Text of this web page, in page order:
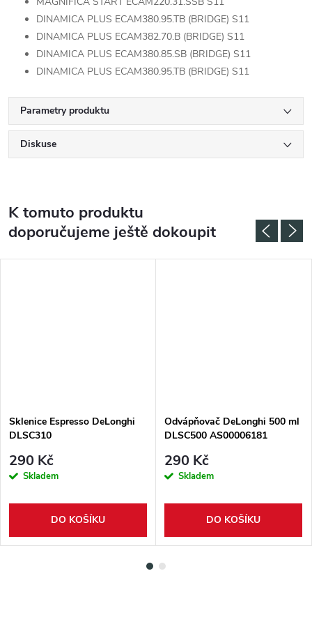
DINAMICA PLUS ECAM380.95.TB (BRIDGE) S11
DINAMICA PLUS ECAM382.70.B (BRIDGE) S11
DINAMICA PLUS ECAM380.85.SB (BRIDGE) S11
DINAMICA PLUS ECAM380.95.TB (BRIDGE) S11
Parametry produktu
Diskuse
K tomuto produktu
doporučujeme ještě dokoupit
Sklenice Espresso DeLonghi
DLSC310
290 Kč
Skladem
DO KOŠÍKU
Odvápňovač DeLonghi 500 ml
DLSC500 AS00006181
290 Kč
Skladem
DO KOŠÍKU